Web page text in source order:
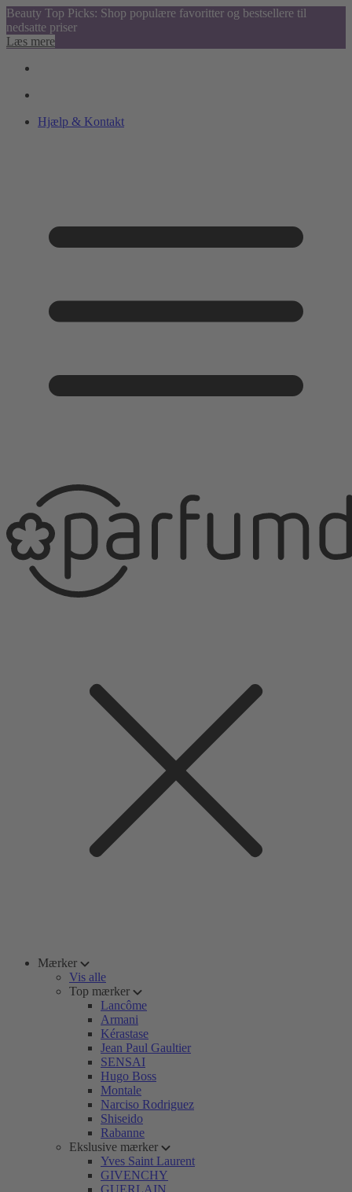
Beauty Top Picks: Shop populære favoritter og bestsellere til
nedsatte priser
Læs mere
Hjælp & Kontakt
Mærker
Vis alle
Top mærker
Lancôme
Armani
Kérastase
Jean Paul Gaultier
SENSAI
Hugo Boss
Montale
Narciso Rodriguez
Shiseido
Rabanne
Ekslusive mærker
Yves Saint Laurent
GIVENCHY
GUERLAIN